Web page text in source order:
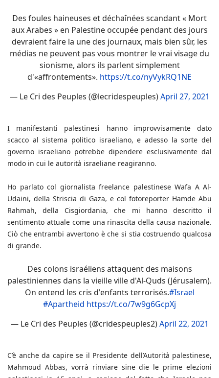
Des foules haineuses et déchaînées scandant « Mort
aux Arabes » en Palestine occupée pendant des jours
devraient faire la une des journaux, mais bien sûr, les
médias ne peuvent pas vous montrer le vrai visage du
sionisme, alors ils parlent simplement
d'«affrontements». https://t.co/nyVykRQ1NE
— Le Cri des Peuples (@lecridespeuples)April 27, 2021
I manifestanti palestinesi hanno improvvisamente dato
scacco al sistema politico israeliano, e adesso la sorte del
governo israeliano potrebbe dipendere esclusivamente dal
modo in cui le autorità israeliane reagiranno.
Ho parlato col giornalista freelance palestinese Wafa A Al-
Udaini, della Striscia di Gaza, e col fotoreporter Hamde Abu
Rahmah, della Cisgiordania, che mi hanno descritto il
sentimento attuale come una rinascita della causa nazionale.
Ciò che entrambi avvertono è che si stia costruendo qualcosa
di grande.
Des colons israéliens attaquent des maisons
palestiniennes dans la vieille ville d'Al-Quds (Jérusalem).
On entend les cris d'enfants terrorisés.#Israel
#Apartheid https://t.co/7w9g6GcpXj
— Le Cri des Peuples (@cridespeuples2)April 22, 2021
C’è anche da capire se il Presidente dell’Autorità palestinese,
Mahmoud Abbas, vorrà rinviare sine die le prime elezioni